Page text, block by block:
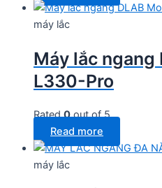
máy lắc
Máy lắc ngang
L330-Pro
Rated0out of 5
Read more
máy lắc